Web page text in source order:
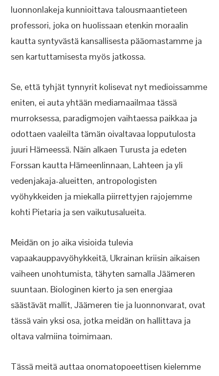
luonnonlakeja kunnioittava talousmaantieteen
professori, joka on huolissaan etenkin moraalin
kautta syntyvästä kansallisesta pääomastamme ja
sen kartuttamisesta myös jatkossa.
Se, että tyhjät tynnyrit kolisevat nyt medioissamme
eniten, ei auta yhtään mediamaailmaa tässä
murroksessa, paradigmojen vaihtaessa paikkaa ja
odottaen vaaleilta tämän oivaltavaa lopputulosta
juuri Hämeessä. Näin alkaen Turusta ja edeten
Forssan kautta Hämeenlinnaan, Lahteen ja yli
vedenjakaja-alueitten, antropologisten
vyöhykkeiden ja miekalla piirrettyjen rajojemme
kohti Pietaria ja sen vaikutusalueita.
Meidän on jo aika visioida tulevia
vapaakauppavyöhykkeitä, Ukrainan kriisin aikaisen
vaiheen unohtumista, tähyten samalla Jäämeren
suuntaan. Biologinen kierto ja sen energiaa
säästävät mallit, Jäämeren tie ja luonnonvarat, ovat
tässä vain yksi osa, jotka meidän on hallittava ja
oltava valmiina toimimaan.
Tässä meitä auttaa onomatopoeettisen kielemme